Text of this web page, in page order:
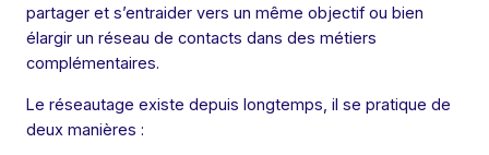
partager et s’entraider vers un même objectif ou bien
élargir un réseau de contacts dans des métiers
complémentaires.
Le réseautage existe depuis longtemps, il se pratique de
deux manières :